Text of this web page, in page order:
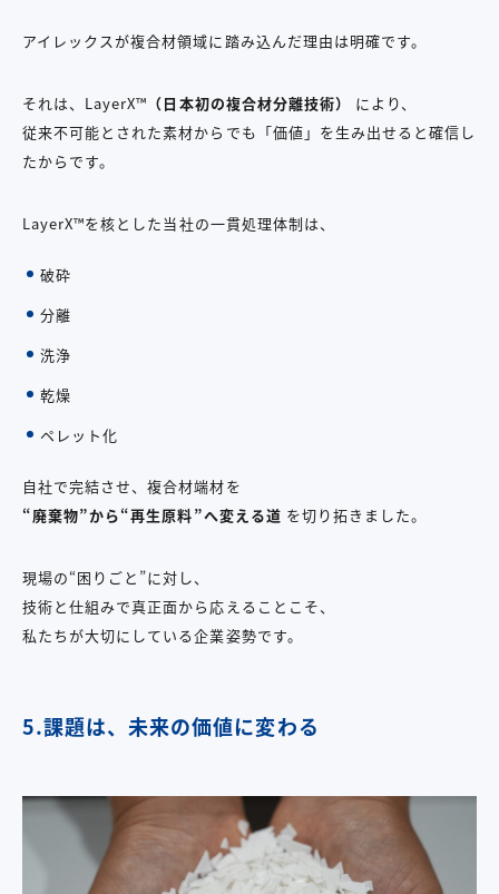
アイレックスが複合材領域に踏み込んだ理由は明確です。
それは、LayerX™ （日本初の複合材分離技術）
により、
従来不可能とされた素材からでも「価値」を生み出せると確信し
たからです。
LayerX™を核とした当社の一貫処理体制は、
破砕
分離
洗浄
乾燥
ペレット化
自社で完結させ、複合材端材を
“廃棄物”から“再生原料”へ変える道 を切り拓きました。
現場の“困りごと”に対し、
技術と仕組みで真正面から応えることこそ、
私たちが大切にしている企業姿勢です。
5.課題は、未来の価値に変わる